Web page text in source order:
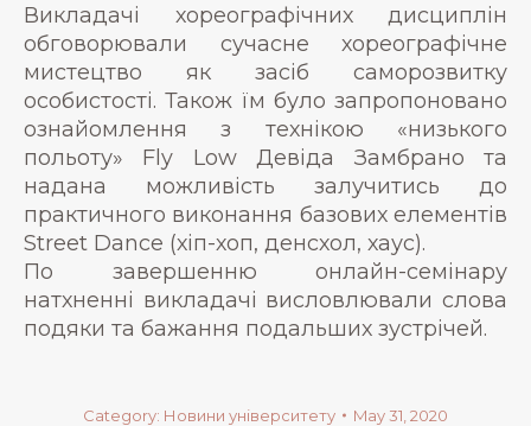
Викладачі хореографічних дисциплін
обговорювали сучасне хореографічне
мистецтво як засіб саморозвитку
особистості. Також їм було запропоновано
ознайомлення з технікою «низького
польоту» Fly Low Девіда Замбрано та
надана можливість залучитись до
практичного виконання базових елементів
Street Dance (хіп-хоп, денсхол, хаус).
По завершенню онлайн-семінару
натхненні викладачі висловлювали слова
подяки та бажання подальших зустрічей.
Category: Новини університету May 31, 2020